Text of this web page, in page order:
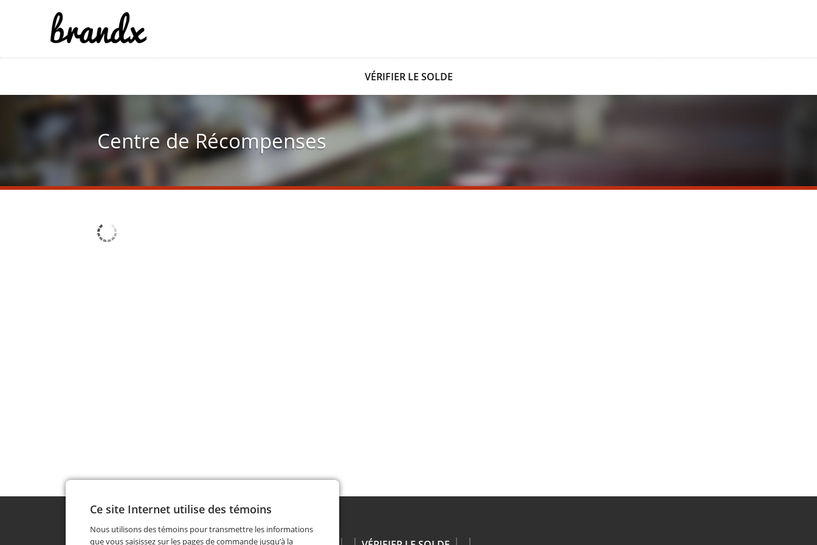
VÉRIFIER LE SOLDE
Centre de Récompenses
Ce site Internet utilise des témoins
Nous utilisons des témoins pour transmettre les informations
que vous saisissez sur les pages de commande jusqu’à la